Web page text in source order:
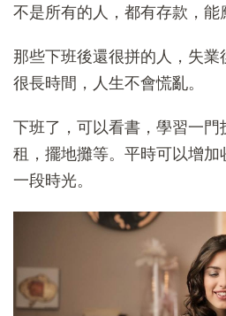
不是所有的人，都有存款，能
那些下班後還很拼的人，失
很長時間，人生不會慌亂。
下班了，可以看書，學習一門
租，擺地攤等。平時可以增
一段時光。